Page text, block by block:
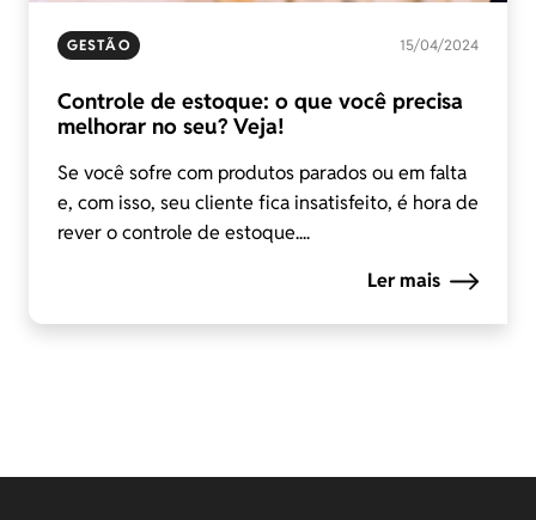
GESTÃO 15/04/2024
Controle de estoque: o que você precisa
melhorar no seu? Veja!
Se você sofre com produtos parados ou em falta
e, com isso, seu cliente fica insatisfeito, é hora de
rever o controle de estoque....
Ler mais